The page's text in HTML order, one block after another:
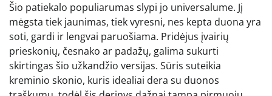
Šio patiekalo populiarumas slypi jo universalume. Jį
mėgsta tiek jaunimas, tiek vyresni, nes kepta duona yra
soti, gardi ir lengvai paruošiama. Pridėjus įvairių
prieskonių, česnako ar padažų, galima sukurti
skirtingas šio užkandžio versijas. Sūris suteikia
kreminio skonio, kuris idealiai dera su duonos